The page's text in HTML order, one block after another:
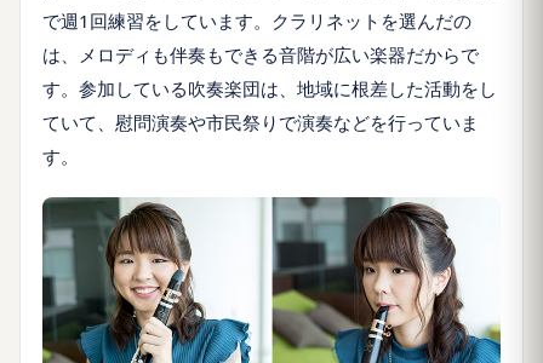
で週1回練習をしています。クラリネットを選んだの
は、メロディも伴奏もできる音階が広い楽器だからで
す。参加している吹奏楽団は、地域に根差した活動をし
ていて、慰問演奏や市民祭りで演奏などを行っていま
す。